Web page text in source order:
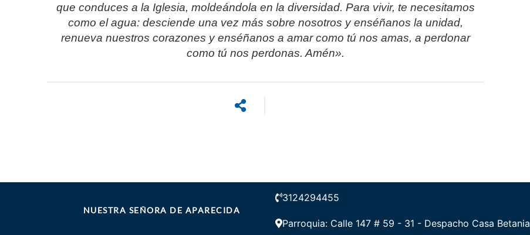
que conduces a la Iglesia, moldeándola en la diversidad. Para vivir, te necesitamos
como el agua: desciende una vez más sobre nosotros y enséñanos la unidad,
renueva nuestros corazones y enséñanos a amar como tú nos amas, a perdonar
como tú nos perdonas. Amén».
NUESTRA SEÑORA DE APARECIDA
3124294455
Parroquia: Calle 147 # 59 - 31 - Despacho Casa Betania